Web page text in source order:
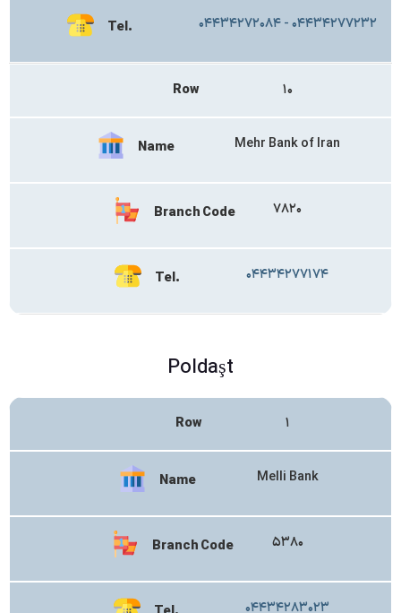
Tel. ۰۴۴۳۴۲۷۲۰۸۴ - ۰۴۴۳۴۲۷۷۲۳۲
Row ۱۰
Name Mehr Bank of Iran
Branch Code ۷۸۲۰
Tel. ۰۴۴۳۴۲۷۷۱۷۴
Poldaşt
Row ۱
Name Melli Bank
Branch Code ۵۳۸۰
۰۴۴۳۴۲۸۳۰۲۳